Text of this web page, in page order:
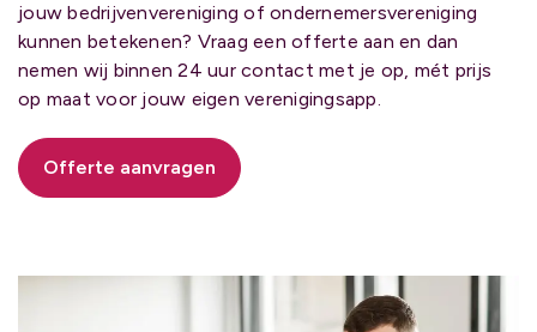
jouw bedrijvenvereniging of ondernemersvereniging
kunnen betekenen? Vraag een offerte aan en dan
nemen wij binnen 24 uur contact met je op, mét prijs
op maat voor jouw eigen verenigingsapp.
Offerte aanvragen